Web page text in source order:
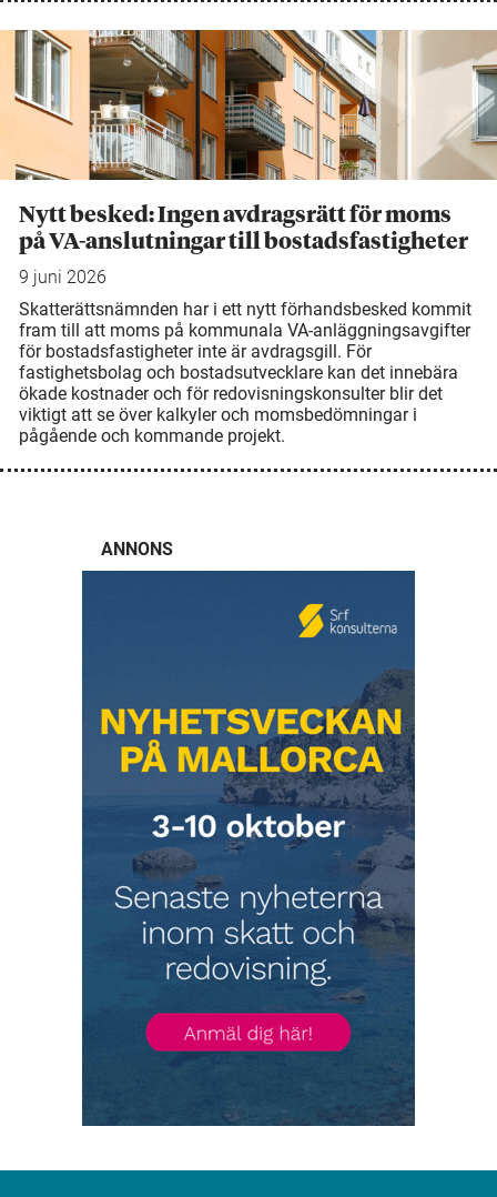
Nytt besked: Ingen avdragsrätt för moms
på VA-anslutningar till bostadsfastigheter
9 juni 2026
Skatterättsnämnden har i ett nytt förhandsbesked kommit
fram till att moms på kommunala VA-anläggningsavgifter
för bostadsfastigheter inte är avdragsgill. För
fastighetsbolag och bostadsutvecklare kan det innebära
ökade kostnader och för redovisningskonsulter blir det
viktigt att se över kalkyler och momsbedömningar i
pågående och kommande projekt.
ANNONS